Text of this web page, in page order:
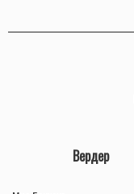
Вердер